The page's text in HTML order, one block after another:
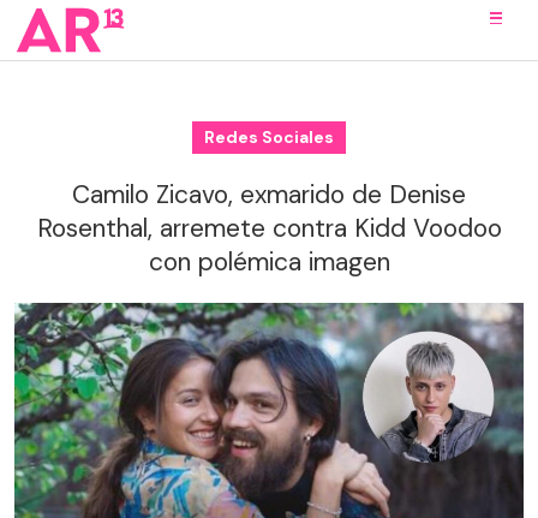
Redes Sociales
Camilo Zicavo, exmarido de Denise
Rosenthal, arremete contra Kidd Voodoo
con polémica imagen